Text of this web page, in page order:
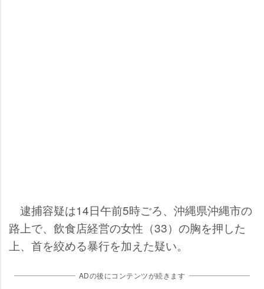
逮捕容疑は14日午前5時ごろ、沖縄県沖縄市の
路上で、飲食店経営の女性（33）の胸を押した
上、首を絞める暴行を加えた疑い。
ADの後にコンテンツが続きます